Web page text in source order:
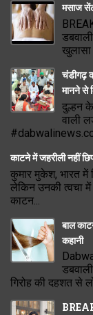
मसाज
खुलासा
चंडीगढ़
मानने से
दुल्हन
वाली
काटने में जहरीली नहीं
कुमार मुकेश, भारत में
लेकिन उनकी त्वचा
काटन...
बाल
कहानी
गिरोह की दहशत से